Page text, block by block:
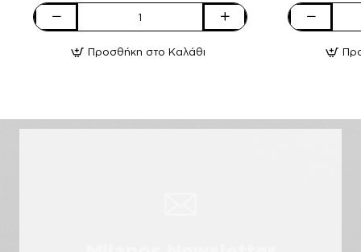
Fiore
Πέδιλα
Προσθήκη στο Καλάθι
Fiore
Πέδιλα